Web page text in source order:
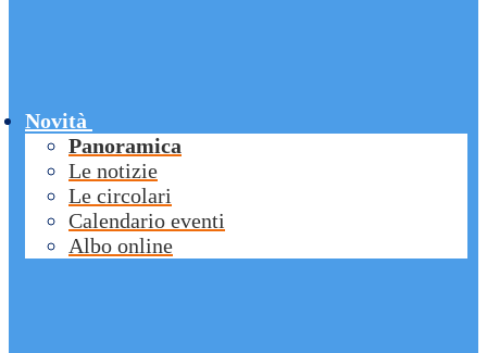
Novità
Panoramica
Le notizie
Le circolari
Calendario eventi
Albo online